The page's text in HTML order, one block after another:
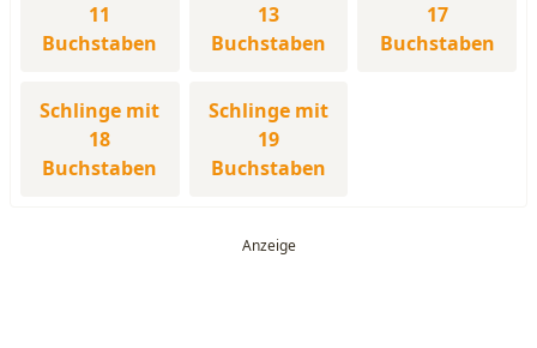
11
Buchstaben
13
Buchstaben
17
Buchstaben
Schlinge mit
18
Buchstaben
Schlinge mit
19
Buchstaben